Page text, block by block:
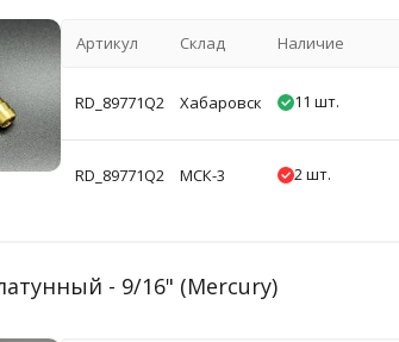
Артикул Склад Наличие
RD_89771Q2 Хабаровск 11 шт.
RD_89771Q2 МСК-3 2 шт.
- 9/16" (Mercury)